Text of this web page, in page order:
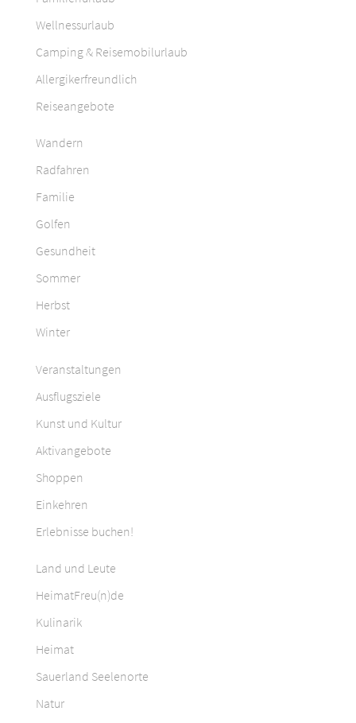
Wellnessurlaub
Camping & Reisemobilurlaub
Allergikerfreundlich
Reiseangebote
Wandern
Radfahren
Familie
Golfen
Gesundheit
Sommer
Herbst
Winter
Veranstaltungen
Ausflugsziele
Kunst und Kultur
Aktivangebote
Shoppen
Einkehren
Erlebnisse buchen!
Land und Leute
HeimatFreu(n)de
Kulinarik
Heimat
Sauerland Seelenorte
Natur